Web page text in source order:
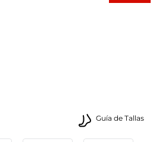
Guía de Tallas